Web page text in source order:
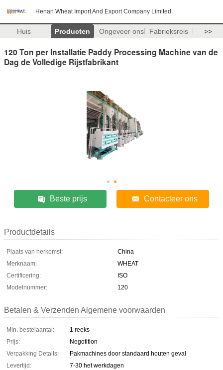
Henan Wheat Import And Export Company Limited
Huis Producten Ongeveer ons Fabrieksreis >>
120 Ton per Installatie Paddy Processing Machine van de
Dag de Volledige Rijstfabrikant
Beste prijs Contacteer ons
Productdetails
Plaats van herkomst:
China
Merknaam:
WHEAT
Certificering:
ISO
Modelnummer:
120
Betalen & Verzenden Algemene voorwaarden
Min. bestelaantal:
1 reeks
Prijs:
Negotition
Verpakking Details:
Pakmachines door standaard houten geval
Levertijd:
7-30 het werkdagen